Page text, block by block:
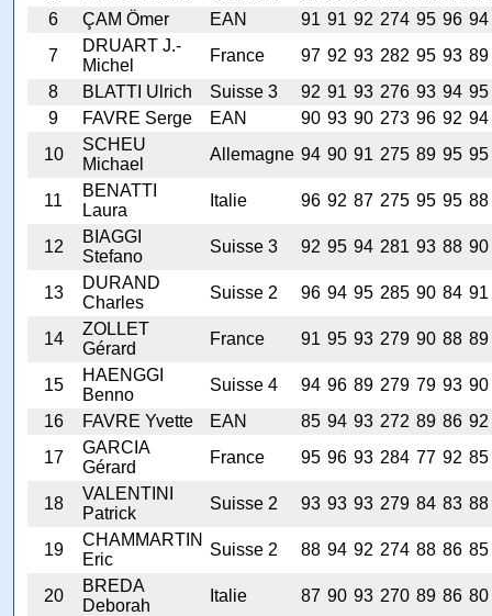
6
ÇAM Ömer EAN 91 91 92 274 95 96 94
7
DRUART J.-
Michel
France 97 92 93 282 95 93 89
8
BLATTI Ulrich Suisse 3 92 91 93 276 93 94 95
9
FAVRE Serge EAN 90 93 90 273 96 92 94
10
SCHEU
Michael
Allemagne 94 90 91 275 89 95 95
11
BENATTI
Laura
Italie 96 92 87 275 95 95 88
12
BIAGGI
Stefano
Suisse 3 92 95 94 281 93 88 90
13
DURAND
Charles
Suisse 2 96 94 95 285 90 84 91
14
ZOLLET
Gérard
France 91 95 93 279 90 88 89
15
HAENGGI
Benno
Suisse 4 94 96 89 279 79 93 90
16
FAVRE Yvette EAN 85 94 93 272 89 86 92
17
GARCIA
Gérard
France 95 96 93 284 77 92 85
18
VALENTINI
Patrick
Suisse 2 93 93 93 279 84 83 88
19
CHAMMARTIN
Eric
Suisse 2 88 94 92 274 88 86 85
20
BREDA
Deborah
Italie 87 90 93 270 89 86 80